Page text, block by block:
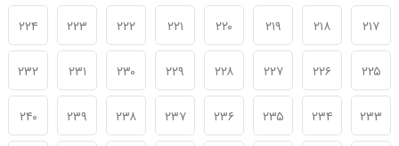
۲۱۷ ۲۱۸ ۲۱۹ ۲۲۰ ۲۲۱ ۲۲۲ ۲۲۳ ۲۲۴
۲۲۵ ۲۲۶ ۲۲۷ ۲۲۸ ۲۲۹ ۲۳۰ ۲۳۱ ۲۳۲
۲۳۳ ۲۳۴ ۲۳۵ ۲۳۶ ۲۳۷ ۲۳۸ ۲۳۹ ۲۴۰